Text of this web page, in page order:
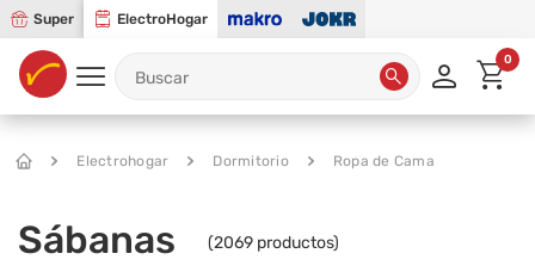
Super ElectroHogar
0
Electrohogar Dormitorio Ropa de Cama
Sábanas (2069 productos)